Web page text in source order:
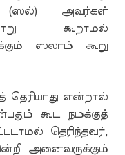
(ஸல்) அவர்கள்
கூறாமல்
ஸலாம் கூறு
தெரியாது என்றால்
கூட நமக்குத்
தெரிந்தவர்,
அனைவருக்கும்